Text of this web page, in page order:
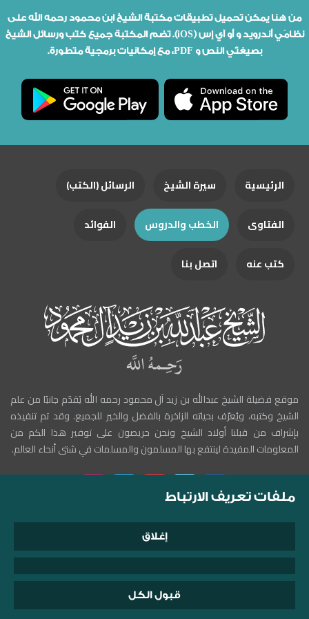
من هنا يمكن تحميل تطبيقات مكتبة الشيخ ابن محمود رحمه الله على
نظامَي أندرويد و أو آي إس (iOS). تضم المكتبة جميع كتب ورسائل الشيخ
بصيغتَي النص و PDF، مع إمكانيات برمجية متطورة.
الرئيسية سيرة الشيخ الرسائل (الكتب)
الفتاوى الخطب والدروس الفوائد
كتب عنه اتصل بنا
موقع فضيلة الشيخ عبدالله بن زيد آل محمود رحمه الله يُقدّم جانبًا من علم
الشيخ وكتبه، ويُعرّف بحياته الزاخرة بالفضل والخير للجميع. وقد تم تنفيذه
بإشراف من قبلنا أولاد الشيخ ونحن حريصون على توفير هذا الكم من
المعلومات المفيدة لينتفع بها المسلمون والمسلمات في شتى أنحاء العالم.
ملفات تعريف الارتباط
إغلاق
قبول الكل